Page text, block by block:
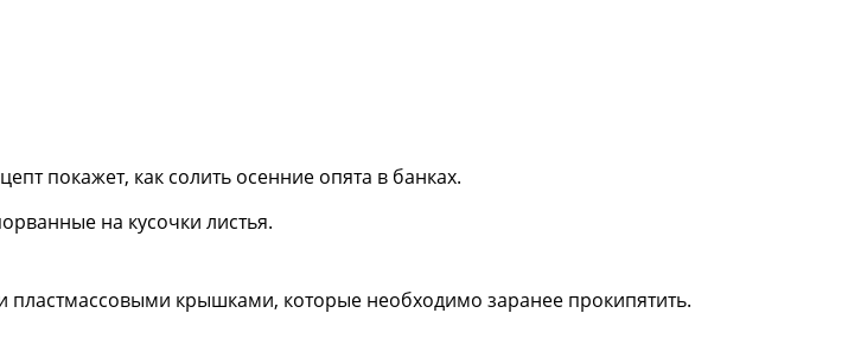
покажет, как солить осенние опята в банках.
на кусочки листья.
крышками, которые необходимо заранее прокипятить.